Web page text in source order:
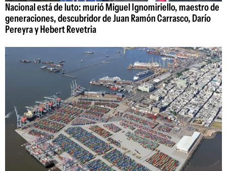
Nacional está de luto: murió Miguel Ignomiriello, maestro de
generaciones, descubridor de Juan Ramón Carrasco, Darío
Pereyra y Hebert Revetria